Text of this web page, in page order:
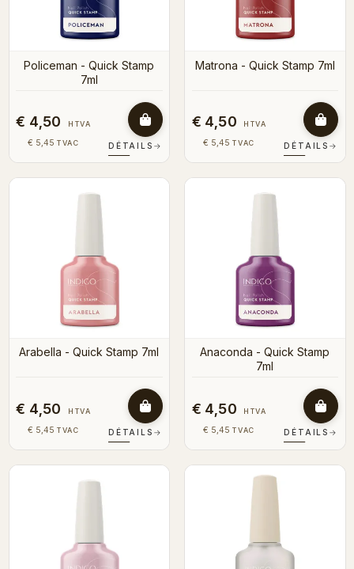
Policeman - Quick Stamp
7ml
€ 4,50 HTVA
€ 5,45 TVAC DÉTAILS →
Matrona - Quick Stamp 7ml
€ 4,50 HTVA
€ 5,45 TVAC DÉTAILS →
Arabella - Quick Stamp 7ml
€ 4,50 HTVA
€ 5,45 TVAC DÉTAILS →
Anaconda - Quick Stamp
7ml
€ 4,50 HTVA
€ 5,45 TVAC DÉTAILS →